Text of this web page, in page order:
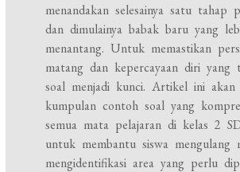
menandakan selesainya satu tahap
dan dimulainya babak baru yang
menantang. Untuk memastikan
matang dan kepercayaan diri yang
soal menjadi kunci. Artikel ini akan
kumpulan contoh soal yang
semua mata pelajaran di kelas 2
untuk membantu siswa mengulang
mengidentifikasi area yang perlu